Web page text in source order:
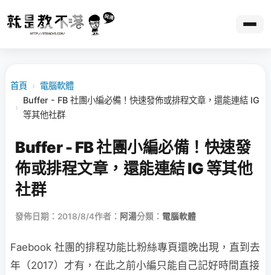
首頁 › 電腦軟體
›
Buffer - FB 社團小編必備！快速發佈或排程文章，還能連結 IG
等其他社群
Buffer - FB 社團小編必備！快速發
佈或排程文章，還能連結 IG 等其他
社群
發佈日期：2018/8/4作者： 阿湯分類： 電腦軟體
Faebook 社團的排程功能比粉絲專頁還晚出現，直到去
年（2017）才有，在此之前小編只能自己記好時間直接